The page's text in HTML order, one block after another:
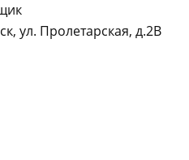
ул. Пролетарская, д.2В